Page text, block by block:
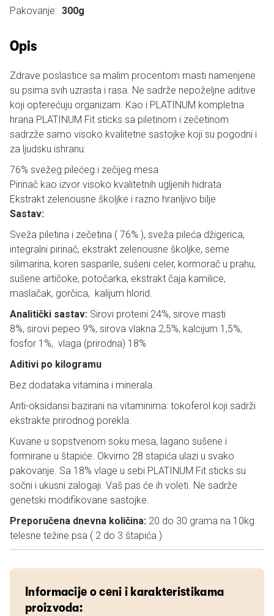
Pakovanje: 300g
Opis
Zdrave poslastice sa malim procentom masti namenjene
su psima svih uzrasta i rasa. Ne sadrže nepoželjne aditive
koji opterećuju organizam. Kao i PLATINUM kompletna
hrana PLATINUM Fit sticks sa piletinom i zečetinom
sadrzže samo visoko kvalitetne sastojke koji su pogodni i
za ljudsku ishranu:
76% svežeg pilećeg i zečijeg mesa
Pirinač kao izvor visoko kvalitetnih ugljenih hidrata
Ekstrakt zelenousne školjke i razno hranljivo bilje
Sastav:
Sveža piletina i zečetina ( 76% ), sveža pileća džigerica,
integralni pirinač, ekstrakt zelenousne školjke, seme
silimarina, koren sasparile, sušeni celer, kormorač u prahu,
sušene artičoke, potočarka, ekstrakt čaja kamilice,
maslačak, gorčica, kalijum hlorid.
Analitički sastav: Sirovi proteini 24%, sirove masti
8%, sirovi pepeo 9%, sirova vlakna 2,5%, kalcijum 1,5%,
fosfor 1%, vlaga (prirodna) 18%
Aditivi po kilogramu
Bez dodataka vitamina i minerala.
Anti-oksidansi bazirani na vitaminima: tokoferol koji sadrži
ekstrakte prirodnog porekla.
Kuvane u sopstvenom soku mesa, lagano sušene i
formirane u štapiće. Okvirno 28 stapića ulazi u svako
pakovanje. Sa 18% vlage u sebi PLATINUM Fit sticks su
sočni i ukusni zalogaji. Vaš pas će ih voleti. Ne sadrže
genetski modifikovane sastojke.
Preporučena dnevna količina: 20 do 30 grama na 10kg
telesne težine psa ( 2 do 3 štapića )
Informacije o ceni i karakteristikama
proizvoda: